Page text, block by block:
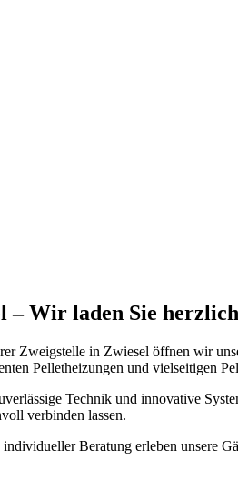
– Wir laden Sie
Zweigstelle in Zwiesel öffnen wir
Pelletheizungen und vielseitigen
Technik und innovative
verbinden lassen.
Beratung erleben unsere